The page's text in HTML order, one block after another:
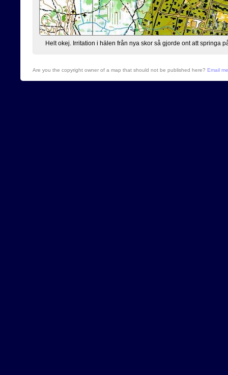
Helt okej. Irritation i hälen från nya skor så gjorde ont att springa
Are you the copyright owner of a map that should not be published here? Email me